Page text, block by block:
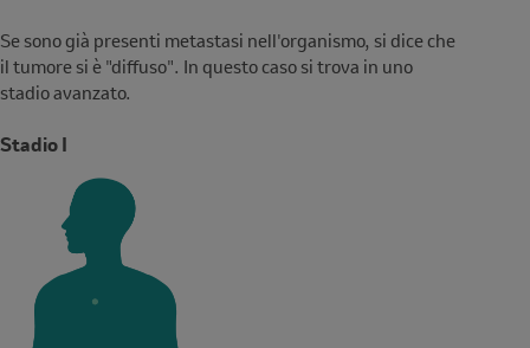
Se sono già presenti metastasi nell'organismo, si dice che
il tumore si è "diffuso". In questo caso si trova in uno
stadio avanzato.
Stadio I